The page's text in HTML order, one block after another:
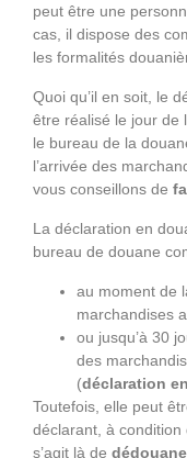
peut être une
cas, il dispose des
les formalités
Quoi qu’il en soit, le
être réalisé le jour de
le bureau de la
l’arrivée des
vous conseillons de
La déclaration en
bureau de douane
au moment de
marchandises
ou jusqu’à 30
des
(déclaration
Toutefois, elle peut
déclarant, à condition
s’agit là de